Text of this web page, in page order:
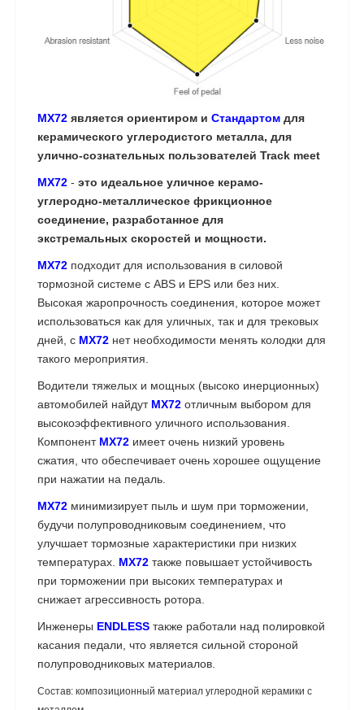
MX72 является ориентиром и Стандартом для
керамического углеродистого металла, для
улично-сознательных пользователей Track meet
MX72 - это идеальное уличное керамо-
углеродно-металлическое фрикционное
соединение, разработанное для
экстремальных скоростей и мощности.
MX72 подходит для использования в силовой
тормозной системе с ABS и EPS или без них.
Высокая жаропрочность соединения, которое может
использоваться как для уличных, так и для трековых
дней, с MX72 нет необходимости менять колодки для
такого мероприятия.
Водители тяжелых и мощных (высоко инерционных)
автомобилей найдут MX72 отличным выбором для
высокоэффективного уличного использования.
Компонент MX72 имеет очень низкий уровень
сжатия, что обеспечивает очень хорошее ощущение
при нажатии на педаль.
MX72 минимизирует пыль и шум при торможении,
будучи полупроводниковым соединением, что
улучшает тормозные характеристики при низких
температурах. MX72 также повышает устойчивость
при торможении при высоких температурах и
снижает агрессивность ротора.
Инженеры ENDLESS также работали над полировкой
касания педали, что является сильной стороной
полупроводниковых материалов.
Состав: композиционный материал углеродной керамики с